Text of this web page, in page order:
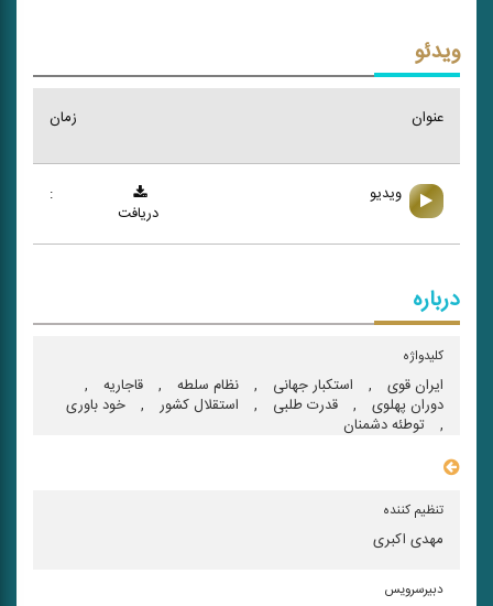
ویدئو
عنوان زمان
ویدیو
:
دریافت
درباره
کلیدواژه
ایران قوی , استكبار جهانی , نظام سلطه , قاجاریه
,
دوران پهلوی
, قدرت طلبی , استقلال كشور ,
خود باوری
,
توطئه دشمنان
تنظیم کننده
مهدی اکبری
دبیرسرویس